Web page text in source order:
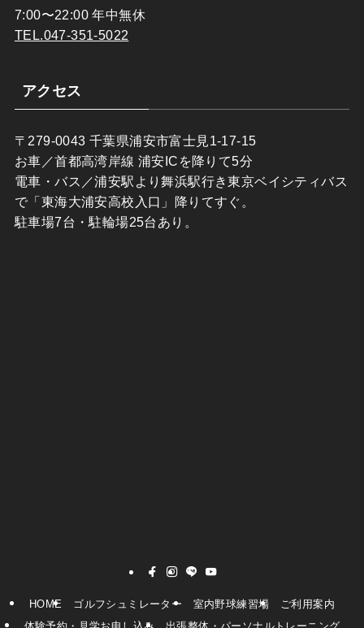
7:00〜22:00 年中無休
TEL.047-351-5022
アクセス
〒279-0043 千葉県浦安市富士見1-17-15
お車／首都高湾岸線 浦安ICを降りて5分
電車・バス／浦安駅より舞浜駅行き東京ベイシティバス
で「東海大浦安高校入口」降りてすぐ。
駐車場7台・駐輪場25台あり。
HOME ゴルフシュミレーター 室内野球練習場
ご利用案内